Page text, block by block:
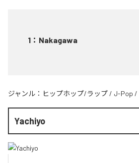
1 ： Nakagawa
ジャンル： ヒップホップ/ラップ / J-Pop /
Yachiyo